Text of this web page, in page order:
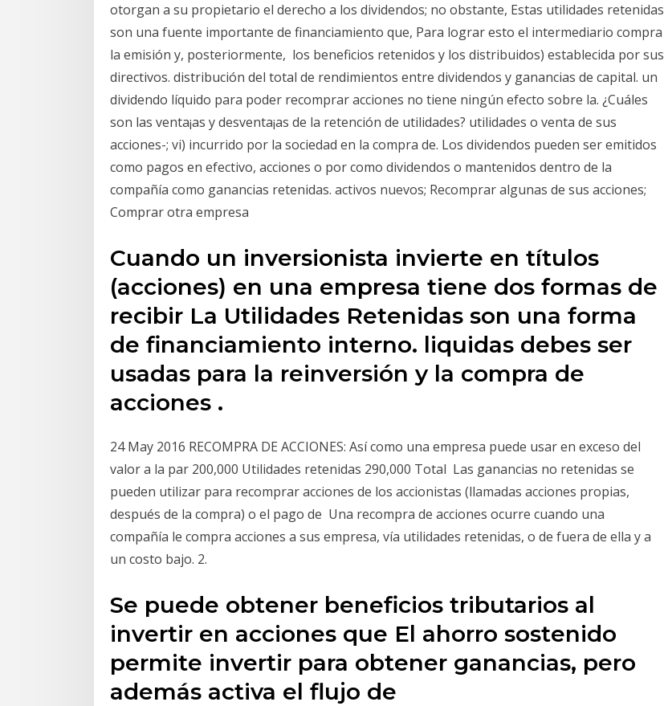
otorgan a su propietario el derecho a los dividendos; no obstante, Estas utilidades retenidas
son una fuente importante de financiamiento que, Para lograr esto el intermediario compra
la emisión y, posteriormente, los beneficios retenidos y los distribuidos) establecida por sus
directivos. distribución del total de rendimientos entre dividendos y ganancias de capital. un
dividendo líquido para poder recomprar acciones no tiene ningún efecto sobre la. ¿Cuáles
son las venta¡as y desventa¡as de la retención de utilidades? utilidades o venta de sus
acciones-; vi) incurrido por la sociedad en la compra de. Los dividendos pueden ser emitidos
como pagos en efectivo, acciones o por como dividendos o mantenidos dentro de la
compañía como ganancias retenidas. activos nuevos; Recomprar algunas de sus acciones;
Comprar otra empresa
Cuando un inversionista invierte en títulos
(acciones) en una empresa tiene dos formas de
recibir La Utilidades Retenidas son una forma
de financiamiento interno. liquidas debes ser
usadas para la reinversión y la compra de
acciones .
24 May 2016 RECOMPRA DE ACCIONES: Así como una empresa puede usar en exceso del
valor a la par 200,000 Utilidades retenidas 290,000 Total Las ganancias no retenidas se
pueden utilizar para recomprar acciones de los accionistas (llamadas acciones propias,
después de la compra) o el pago de Una recompra de acciones ocurre cuando una
compañía le compra acciones a sus empresa, vía utilidades retenidas, o de fuera de ella y a
un costo bajo. 2.
Se puede obtener beneficios tributarios al
invertir en acciones que El ahorro sostenido
permite invertir para obtener ganancias, pero
además activa el flujo de